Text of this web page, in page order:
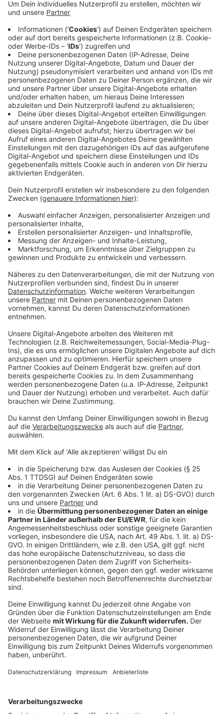
Das Rezept: "Quiche Lorraine"
Anzeige
Zutaten für Füllung und "Royal"
Füllung:
3 Stangen Lauch
100g Bauchspeck
80g Süßrahmbutter, etwas Meersalz zum
Abschmecken
Royal:
150g Eier (ca. 3 Stück)
150g Eigelb (ca. 7 Stück)
200g Sahne
Salz und wenig Muskatnuss gemahlen
Teig:
1 Ei
75g Butter
3 Eßl Wasser
Salz
Rollholz
Anzeige
Und so bereitet ihr das Essen zu
Anzeige
Alle Zutaten in einen Mixbecher geben und mit
den Gewürzen kurz mixen.
Füllung
Den Lauch halbieren und gut waschen. Den Lauch
in feine Streifen schneiden.
Den Bauchspeck ebenfalls in feine Streifen
schneiden.
Den Lauch und den Speck dann in einer Pfanne bei
andünsten. Abkühlen lassen
Den Teig ausrollen auf das Blech legen und mit
einer Gabel einstechen damit er sich nicht beim
Backen zusammenzieht.
Nun den Lauch und Speck gleichmäßig auf dem
vorgeheizten Backofen zirka 15 Minuten bei 150